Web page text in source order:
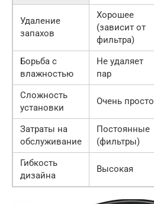
Удаление
запахов
Хорошее
(зависит от
фильтра)
Борьба с
влажностью
Не удаляет
пар
Сложность
установки
Очень просто
Затраты на
обслуживание
Постоянные
(фильтры)
Гибкость
дизайна
Высокая